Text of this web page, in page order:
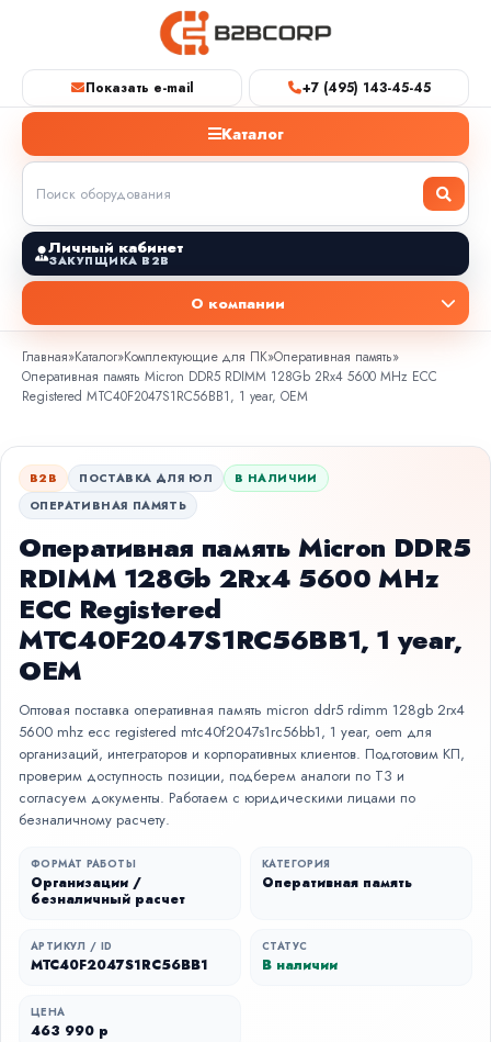
Показать e-mail +7 (495) 143-45-45
Каталог
Личный кабинет
ЗАКУПЩИКА B2B
О компании
Главная»Каталог»Комплектующие для ПК»Оперативная память»
Оперативная память Micron DDR5 RDIMM 128Gb 2Rx4 5600 MHz ECC
Registered MTC40F2047S1RC56BB1, 1 year, OEM
B2B ПОСТАВКА ДЛЯ ЮЛ
В НАЛИЧИИ
ОПЕРАТИВНАЯ ПАМЯТЬ
Оперативная память Micron DDR5
RDIMM 128Gb 2Rx4 5600 MHz
ECC Registered
MTC40F2047S1RC56BB1, 1 year,
OEM
Оптовая поставка оперативная память micron ddr5 rdimm 128gb 2rx4
5600 mhz ecc registered mtc40f2047s1rc56bb1, 1 year, oem для
организаций, интеграторов и корпоративных клиентов. Подготовим КП,
проверим доступность позиции, подберем аналоги по ТЗ и
согласуем документы. Работаем с юридическими лицами по
безналичному расчету.
ФОРМАТ РАБОТЫ
Организации /
безналичный расчет
КАТЕГОРИЯ
Оперативная память
АРТИКУЛ / ID
MTC40F2047S1RC56BB1
СТАТУС
В наличии
ЦЕНА
463 990 р